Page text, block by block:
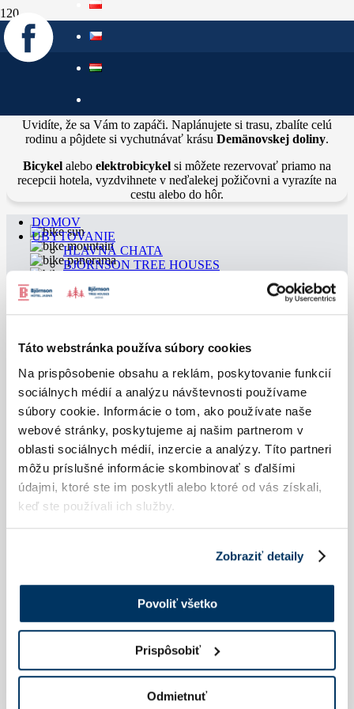
Táto webstránka používa súbory cookies
Na prispôsobenie obsahu a reklám, poskytovanie funkcií
sociálnych médií a analýzu návštevnosti používame
súbory cookie. Informácie o tom, ako používate naše
webové stránky, poskytujeme aj našim partnerom v
oblasti sociálnych médií, inzercie a analýzy. Títo partneri
môžu príslušné informácie skombinovať s ďalšími
údajmi, ktoré ste im poskytli alebo ktoré od vás získali,
keď ste používali ich služby.
Zobraziť detaily
Povoliť všetko
Prispôsobiť
Odmietnuť
DOMOV
UBYTOVANIE
HLAVNÁ CHATA
BJÖRNSON TREE HOUSES
PRE FIRMY
TEAMBUILDINGY, EVENTY, FIREMNÁ
POBYTOVÉ BALÍČKY
NEW
SLUŽBY
HOTELOVÁ REŠTAURÁCIA
REŠTAURÁCIA JASNÁ BJÖRNSON S BAROM
A PANORAMATICKOU TERASOU
ALTÁNOK S GRILOM, DETSKÉ IHRISKO,
DETSKÝ KÚTIK
POŽIČOVŇA BICYKLOV
KONTAKT
DARČEKOVÉ POUKAZY
POŽIČOVŇA BICYKLOV
A ELEKTROBICYKLOV
Uvidíte, že sa Vám to zapáči. Naplánujete si trasu, zbalíte celú
rodinu a pôjdete si vychutnávať krásu Demänovskej doliny.
Bicykel alebo elektrobicykel si môžete rezervovať priamo na
recepcii hotela, vyzdvihnete v neďalekej požičovni a vyrazíte na
cestu alebo do hôr.
Ubytovanie
Pre firmy
Pobytové balíčky
Wellness NEW
Služby
Kontakt
Darčekové poukazy
HOTEL BJÖRNSON & BJÖRNSON TREE HOUSES JASNÁ
Demänovská Dolina 77
031 01 Demänovská Dolina
+421 44 553 55 55
recepcia@bjornsonka.sk